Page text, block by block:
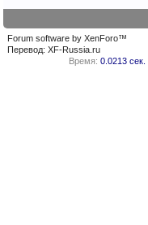
Forum software by XenForo™
Перевод:XF-Russia.ru
Время: 0.0213 сек.